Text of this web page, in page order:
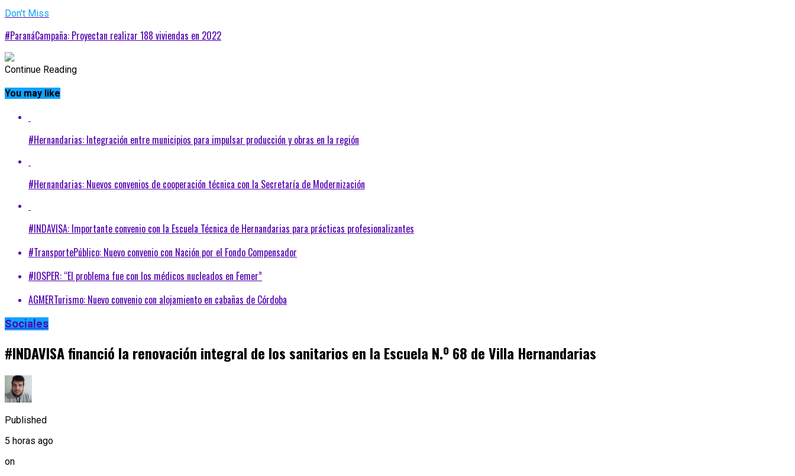
Don't Miss
#ParanáCampaña: Proyectan realizar 188 viviendas en 2022
Continue Reading
You may like
#Hernandarias: Integración entre municipios para impulsar producción y obras en la región
#Hernandarias: Nuevos convenios de cooperación técnica con la Secretaría de Modernización
#INDAVISA: Importante convenio con la Escuela Técnica de Hernandarias para prácticas profesionalizantes
#TransportePúblico: Nuevo convenio con Nación por el Fondo Compensador
#IOSPER: “El problema fue con los médicos nucleados en Femer”
AGMERTurismo: Nuevo convenio con alojamiento en cabañas de Córdoba
Sociales
#INDAVISA financió la renovación integral de los sanitarios en la Escuela N.º 68 de Villa Hernandarias
Published
5 horas ago
on